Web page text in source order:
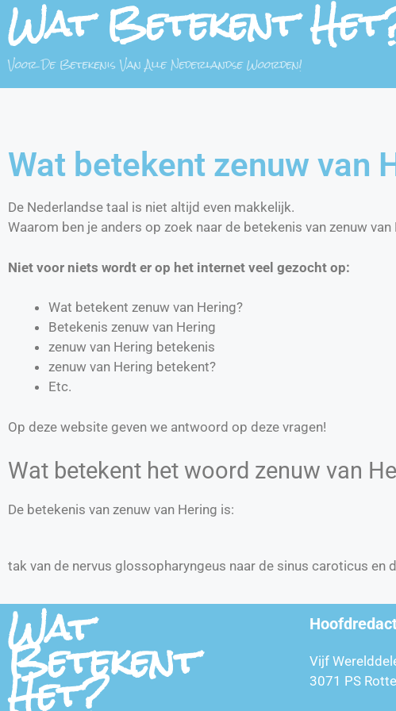
Wat Betekent
Voor De Betekenis Van Alle Nederlandse Woorden!
Wat betekent zenuw van
De Nederlandse taal is niet altijd even makkelijk.
Waarom ben je anders op zoek naar de betekenis van zenuw van
Niet voor niets wordt er op het internet veel gezocht op:
Wat betekent zenuw van Hering?
Betekenis zenuw van Hering
zenuw van Hering betekenis
zenuw van Hering betekent?
Etc.
Op deze website geven we antwoord op deze vragen!
Wat betekent het woord zenuw van
De betekenis van zenuw van Hering is:
tak van de nervus glossopharyngeus naar de sinus caroticus en
Wat
Betekent
Het?
Vijf
3071 PS